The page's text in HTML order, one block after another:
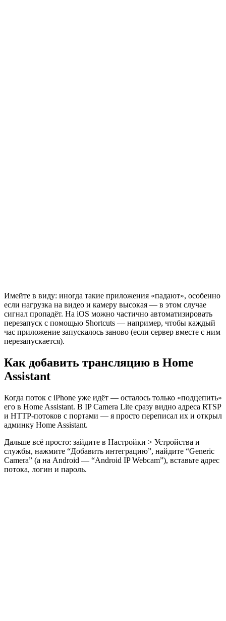
Имейте в виду: иногда такие приложения «падают», особенно
если нагрузка на видео и камеру высокая — в этом случае
сигнал пропадёт. На iOS можно частично автоматизировать
перезапуск с помощью Shortcuts — например, чтобы каждый
час приложение запускалось заново (если сервер вместе с ним
перезапускается).
Как добавить трансляцию в Home
Assistant
Когда поток с iPhone уже идёт — осталось только «подцепить»
его в Home Assistant. В IP Camera Lite сразу видно адреса RTSP
и HTTP-потоков с портами — я просто переписал их и открыл
админку Home Assistant.
Дальше всё просто: зайдите в Настройки > Устройства и
службы, нажмите “Добавить интеграцию”, найдите “Generic
Camera” (а на Android — “Android IP Webcam”), вставьте адрес
потока, логин и пароль.